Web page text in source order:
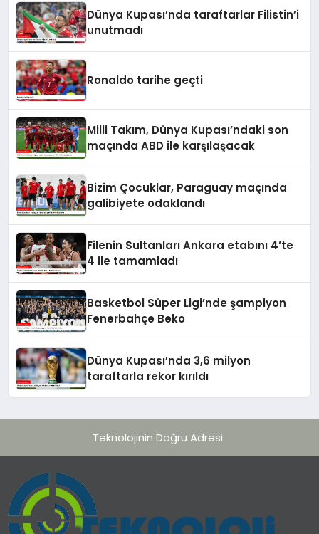
Dünya Kupası’nda taraftarlar Filistin’i
unutmadı
Ronaldo tarihe geçti
Milli Takım, Dünya Kupası’ndaki son
maçında ABD ile karşılaşacak
Bizim Çocuklar, Paraguay maçında
galibiyete odaklandı
Filenin Sultanları Ankara etabını 4’te
4 ile tamamladı
Basketbol Süper Ligi’nde şampiyon
Fenerbahçe Beko
Dünya Kupası’nda 3,6 milyon
taraftarla rekor kırıldı
Teknolojinin Doğru Adresi..